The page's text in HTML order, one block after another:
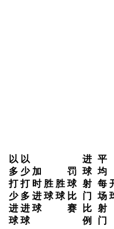
以
多
打
少
进
球
以
少
打
多
进
球
加
时
进
球
胜
球
胜
球
罚
球
比
赛
进
球
射
门
比
例
平
均
每
场
射
门